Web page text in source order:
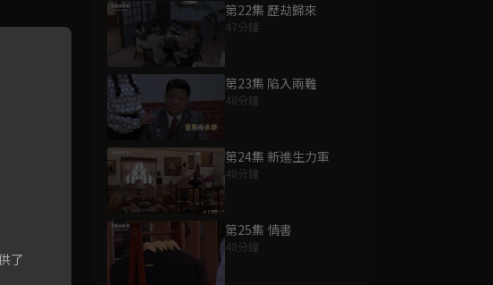
第22集 歷劫歸來
47分鐘
第23集 陷入兩難
48分鐘
第24集 新進生力軍
48分鐘
第25集 情書
48分鐘
了